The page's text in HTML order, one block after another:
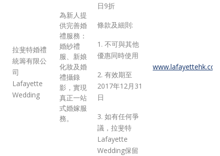
拉斐特婚禮
統籌有限公
司
Lafayette
Wedding
為新人提
供完善婚
禮服務：
婚紗禮
服、新娘
化妝及婚
禮攝錄
影，實現
真正一站
式婚嫁服
務。
日9折
條款及細則:
1. 不可與其他
優惠同時使用
2. 有效期至
2017年12月31
日
3. 如有任何爭
議，拉斐特
Lafayette
Wedding保留